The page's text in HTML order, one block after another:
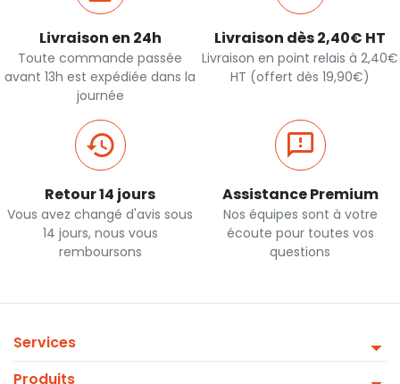
Livraison en 24h
Toute commande passée
avant 13h est expédiée dans la
journée
Livraison dès 2,40€ HT
Livraison en point relais à 2,40€
HT (offert dès 19,90€)
Retour 14 jours
Vous avez changé d'avis sous
14 jours, nous vous
remboursons
Assistance Premium
Nos équipes sont à votre
écoute pour toutes vos
questions
Services
Produits